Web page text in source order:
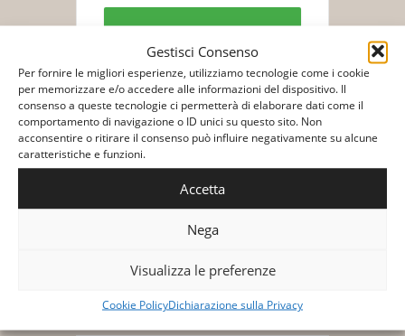
Gestisci Consenso
Per fornire le migliori esperienze, utilizziamo tecnologie come i cookie
per memorizzare e/o accedere alle informazioni del dispositivo. Il
consenso a queste tecnologie ci permetterà di elaborare dati come il
comportamento di navigazione o ID unici su questo sito. Non
acconsentire o ritirare il consenso può influire negativamente su alcune
caratteristiche e funzioni.
Accetta
Nega
Visualizza le preferenze
Cookie PolicyDichiarazione sulla Privacy
Biglietti/Tickets
+ Esporta iCal